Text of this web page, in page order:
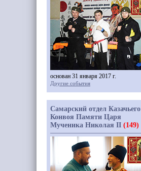
основан 31 января 2017 г.
Другие события
Самарский отдел Казачьего
Конвоя Памяти Царя
Мученика Николая II (149)